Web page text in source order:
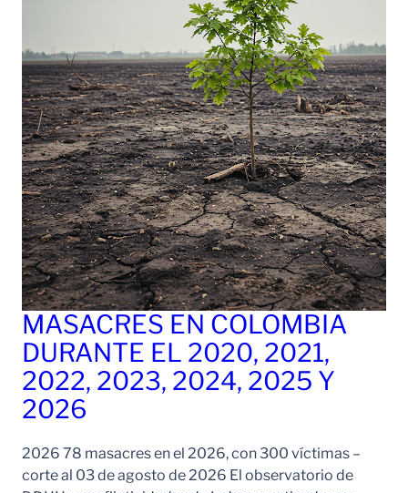
MASACRES EN COLOMBIA
DURANTE EL 2020, 2021,
2022, 2023, 2024, 2025 Y
2026
2026 78 masacres en el 2026, con 300 víctimas –
corte al 03 de agosto de 2026 El observatorio de